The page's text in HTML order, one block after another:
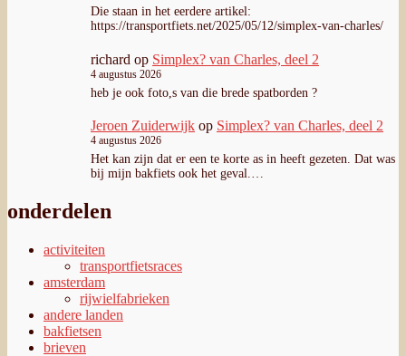
Die staan in het eerdere artikel:
https://transportfiets.net/2025/05/12/simplex-van-charles/
richard op Simplex? van Charles, deel 2
4 augustus 2026
heb je ook foto,s van die brede spatborden ?
Jeroen Zuiderwijk op Simplex? van Charles, deel 2
4 augustus 2026
Het kan zijn dat er een te korte as in heeft gezeten. Dat was
bij mijn bakfiets ook het geval.…
onderdelen
activiteiten
transportfietsraces
amsterdam
rijwielfabrieken
andere landen
bakfietsen
brieven